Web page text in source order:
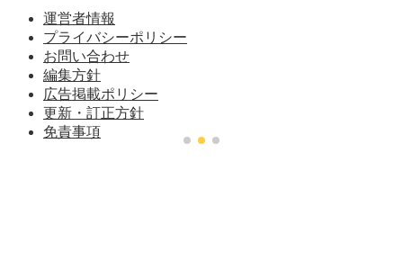
運営者情報
プライバシーポリシー
お問い合わせ
編集方針
広告掲載ポリシー
更新・訂正方針
免責事項